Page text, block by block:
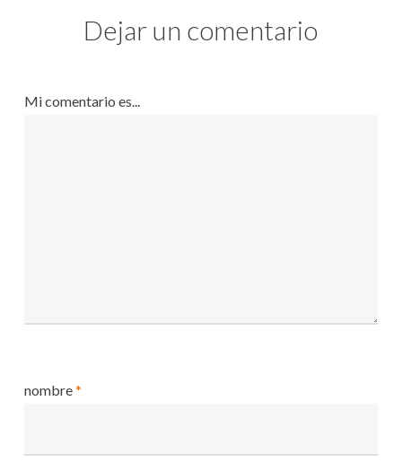
Dejar un comentario
Mi comentario es...
nombre*